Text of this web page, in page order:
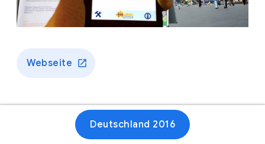
Webseite
Deutschland 2016